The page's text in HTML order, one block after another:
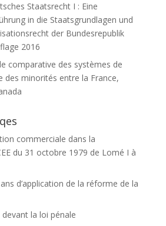
Staatsrecht I : Eine
in die Staatsgrundlagen und
der Bundesrepublik
2016
comparative des systèmes de
des minorités entre la France,
commerciale dans la
du 31 octobre 1979 de Lomé I à
d’application de la réforme de la
devant la loi pénale